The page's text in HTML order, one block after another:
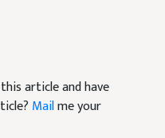
article and have
Mailme your